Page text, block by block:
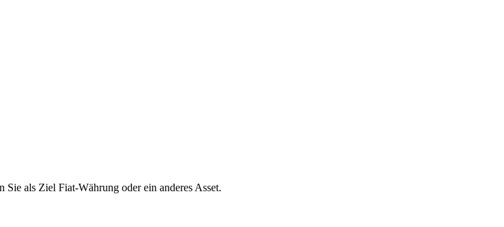
als Ziel Fiat-Währung oder ein anderes Asset.